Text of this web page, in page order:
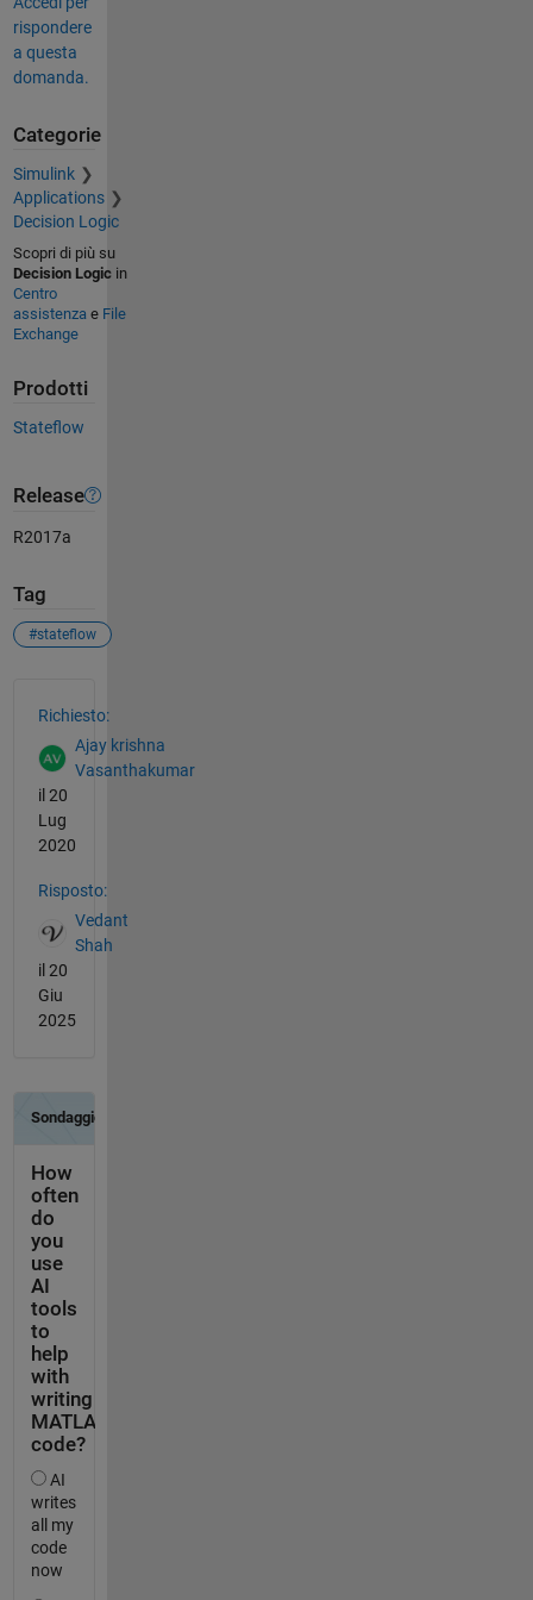
rispondere
a questa
domanda.
Categorie
Simulink
Applications
Decision Logic
Scopri di più su
Decision Logicin
Centro
assistenza e File
Exchange
Prodotti
Stateflow
Release
R2017a
Tag
#stateflow
Richiesto:
Ajay krishna
Vasanthakumar
il 20
Lug
2020
Risposto:
Vedant
Shah
il 20
Giu
2025